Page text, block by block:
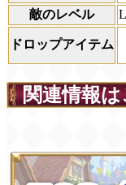
敵のレベル
ドロップアイテム
関連情報